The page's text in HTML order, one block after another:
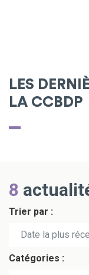
LES
LA CCBDP
8
Trier par :
Date la plus
Date la plus
Catégories :